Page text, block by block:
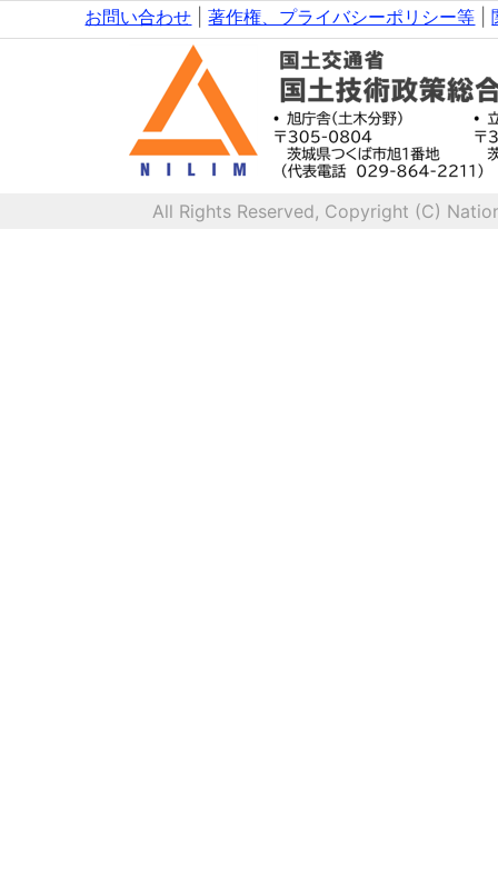
お問い合わせ |著作権、プライバシーポリシー等 |
All Rights Reserved, Copyright (C)